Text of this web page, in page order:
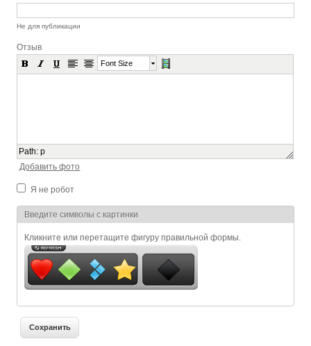
Не для публикации
Отзыв
Font Size
Path:p
Добавить фото
Я не робот
Я спамер
Введите символы с картинки
Кликните или перетащите фигуру правильной формы.